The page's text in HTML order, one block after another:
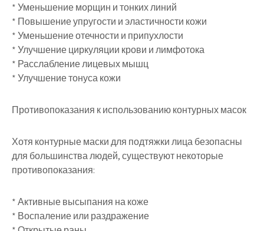
* Уменьшение морщин и тонких линий
* Повышение упругости и эластичности кожи
* Уменьшение отечности и припухлости
* Улучшение циркуляции крови и лимфотока
* Расслабление лицевых мышц
* Улучшение тонуса кожи
Противопоказания к использованию контурных масок
Хотя контурные маски для подтяжки лица безопасны
для большинства людей, существуют некоторые
противопоказания:
* Активные высыпания на коже
* Воспаление или раздражение